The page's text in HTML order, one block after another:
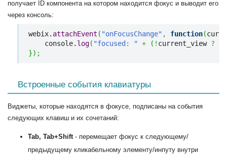
получает ID компонента на котором находится фокус и выводит его
через консоль:
webix. attachEvent ( "onFocusChange" , function(
    console.
log( "focused: " + ( ! current_view ?
}) ;
Встроенные события клавиатуры
Виджеты, которые находятся в фокусе, подписаны на события
следующих клавиш и их сочетаний:
Tab, Tab+Shift - перемещает фокус к следующему/
предыдущему кликабельному элементу/инпуту внутри